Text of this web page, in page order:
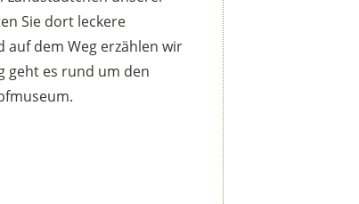
Sie dort leckere
auf dem Weg erzählen wir
geht es rund um den